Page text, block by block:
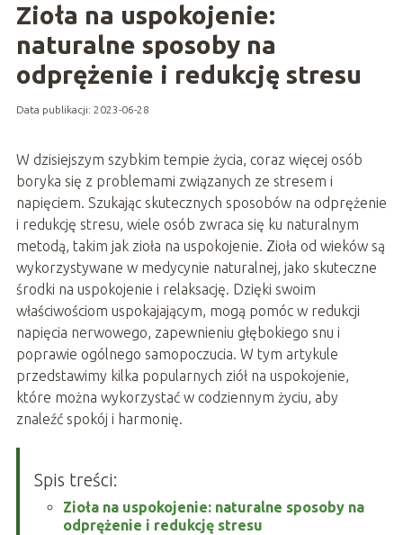
Zioła na uspokojenie:
naturalne sposoby na
odprężenie i redukcję stresu
Data publikacji: 2023-06-28
W dzisiejszym szybkim tempie życia, coraz więcej osób
boryka się z problemami związanych ze stresem i
napięciem. Szukając skutecznych sposobów na odprężenie
i redukcję stresu, wiele osób zwraca się ku naturalnym
metodą, takim jak zioła na uspokojenie. Zioła od wieków są
wykorzystywane w medycynie naturalnej, jako skuteczne
środki na uspokojenie i relaksację. Dzięki swoim
właściwościom uspokajającym, mogą pomóc w redukcji
napięcia nerwowego, zapewnieniu głębokiego snu i
poprawie ogólnego samopoczucia. W tym artykule
przedstawimy kilka popularnych ziół na uspokojenie,
które można wykorzystać w codziennym życiu, aby
znaleźć spokój i harmonię.
Spis treści:
Zioła na uspokojenie: naturalne sposoby na
odprężenie i redukcję stresu